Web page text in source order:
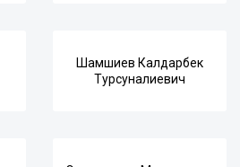
Шамшиев Калдарбек
Турсуналиевич